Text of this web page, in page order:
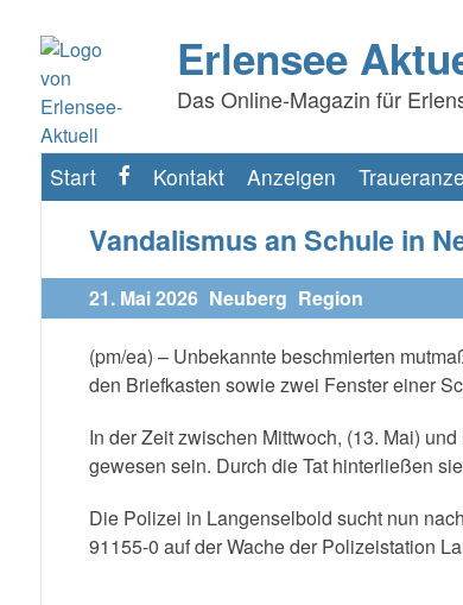
Erlensee
Das Online-Magazin für
Start f Kontakt Anzeigen
Vandalismus an Schule in
21. Mai 2026 Neuberg Region
(pm/ea) – Unbekannte beschmierten
den Briefkasten sowie zwei Fenster einer
In der Zeit zwischen Mittwoch, (13. Mai)
gewesen sein. Durch die Tat hinterließen
Die Polizei in Langenselbold sucht nun
91155-0 auf der Wache der Polizeistation